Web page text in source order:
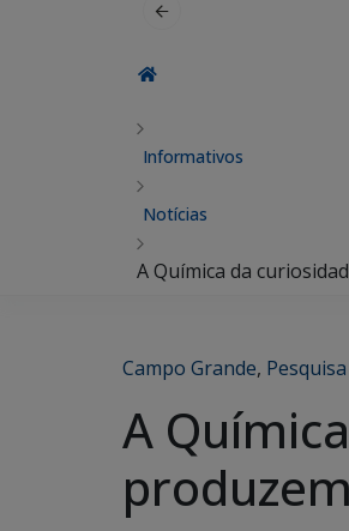
Informativos
Notícias
A Química da
Campo Grande, Pesquisa
A